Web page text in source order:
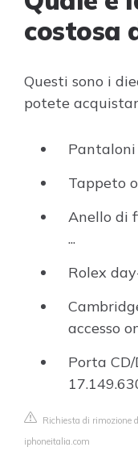
costosa
Questi sono i
potete
Pantaloni
Tappeto
Anello di
...
Rolex
accesso
Porta
Richiesta di rimozione
iphoneitalia.com